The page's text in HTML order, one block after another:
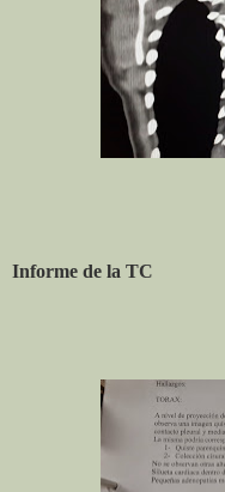
Informe de la TC